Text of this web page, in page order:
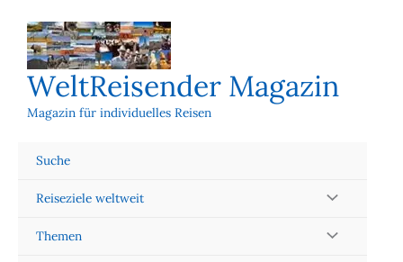
Inhalt
springen
WeltReisender Magazin
Magazin für individuelles Reisen
Suche
Reiseziele weltweit
Themen